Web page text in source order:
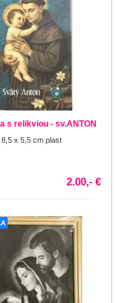
s relikviou - sv.ANTON
x 5,5 cm plast
2.00,- €